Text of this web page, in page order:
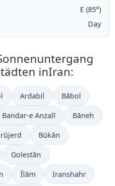
E (85°)
Day
inIran:
Ardabil Bābol
Bandar-e Anzalī Bāneh
Būkān
Golestān
Īlām Iranshahr